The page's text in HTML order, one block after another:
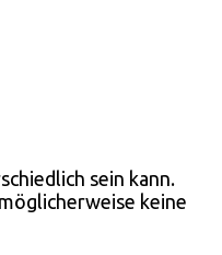
sein kann.
keine